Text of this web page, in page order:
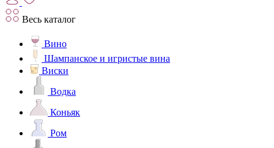
Весь каталог
Вино
Шампанское и игристые вина
Виски
Водка
Коньяк
Ром